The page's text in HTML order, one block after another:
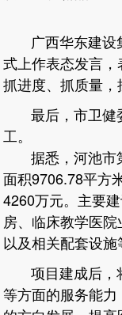
广西华东建设
式上作表态发言，
抓进度、抓质量，
最后，市卫健
工。
据悉，河池市
面积9706.78平方
4260万元。主要
房、临床教学医
以及相关配套设施
项目建成后，
等方面的服务能